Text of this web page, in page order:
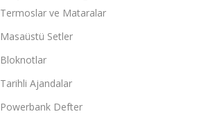
Termoslar ve Mataralar
Masaüstü Setler
Bloknotlar
Tarihli Ajandalar
Powerbank Defter